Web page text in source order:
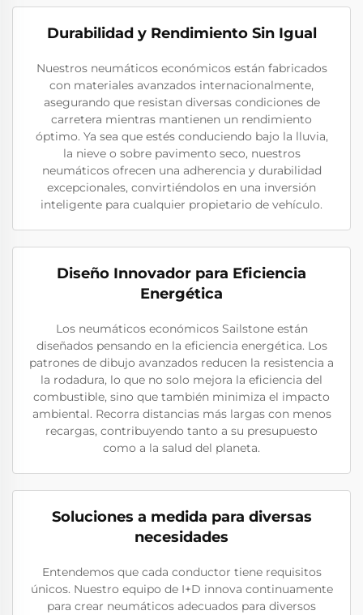
Durabilidad y Rendimiento Sin Igual
Nuestros neumáticos económicos están fabricados
con materiales avanzados internacionalmente,
asegurando que resistan diversas condiciones de
carretera mientras mantienen un rendimiento
óptimo. Ya sea que estés conduciendo bajo la lluvia,
la nieve o sobre pavimento seco, nuestros
neumáticos ofrecen una adherencia y durabilidad
excepcionales, convirtiéndolos en una inversión
inteligente para cualquier propietario de vehículo.
Diseño Innovador para Eficiencia
Energética
Los neumáticos económicos Sailstone están
diseñados pensando en la eficiencia energética. Los
patrones de dibujo avanzados reducen la resistencia a
la rodadura, lo que no solo mejora la eficiencia del
combustible, sino que también minimiza el impacto
ambiental. Recorra distancias más largas con menos
recargas, contribuyendo tanto a su presupuesto
como a la salud del planeta.
Soluciones a medida para diversas
necesidades
Entendemos que cada conductor tiene requisitos
únicos. Nuestro equipo de I+D innova continuamente
para crear neumáticos adecuados para diversos